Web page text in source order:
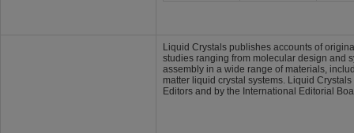
Liquid Crystals publishes accounts of
studies ranging from molecular design and
assembly in a wide range of materials,
matter liquid crystal systems. Liquid
Editors and by the International Editorial